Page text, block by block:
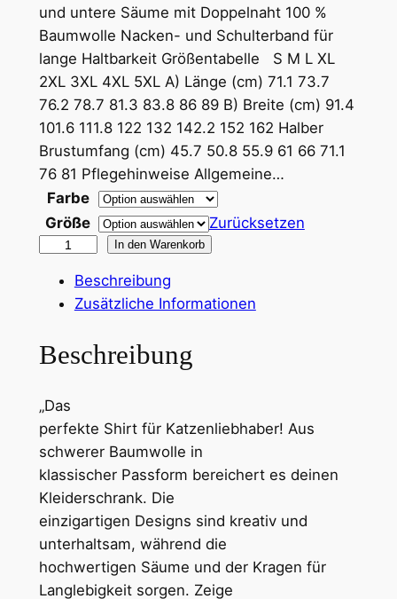
a
n
n
e
:
1
4
,
0
i
2
5
,
6
und untere Säume mit Doppelnaht 100 %
Baumwolle Nacken- und Schulterband für
lange Haltbarkeit Größentabelle S M L XL
2XL 3XL 4XL 5XL A) Länge (cm) 71.1 73.7
76.2 78.7 81.3 83.8 86 89 B) Breite (cm) 91.4
101.6 111.8 122 132 142.2 152 162 Halber
Brustumfang (cm) 45.7 50.8 55.9 61 66 71.1
76 81 Pflegehinweise Allgemeine…
Farbe
Größe
Zurücksetzen
e
l
i
e
b
e
m
a
c
h
In den Warenkorb
Beschreibung
Zusätzliche Informationen
Beschreibung
„Das
perfekte Shirt für Katzenliebhaber! Aus
schwerer Baumwolle in
klassischer Passform bereichert es deinen
Kleiderschrank. Die
einzigartigen Designs sind kreativ und
unterhaltsam, während die
hochwertigen Säume und der Kragen für
Langlebigkeit sorgen. Zeige